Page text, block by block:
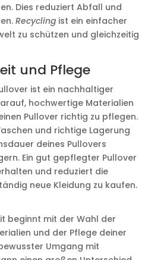
Dies reduziert Abfall und
Recyclingist ein einfacher
zu schützen und gleichzeitig
und Pflege
ist ein nachhaltiger
hochwertige Materialien
Pullover richtig zu pflegen.
und richtige Lagerung
deines Pullovers
Ein gut gepflegter Pullover
und reduziert die
neue Kleidung zu kaufen.
beginnt mit der Wahl der
und der Pflege deiner
Umgang mit